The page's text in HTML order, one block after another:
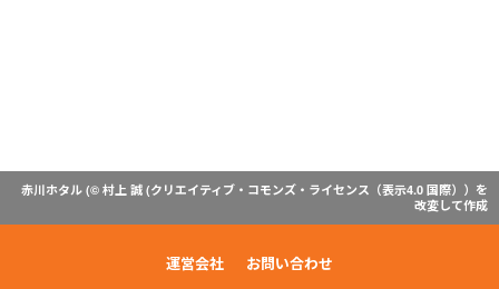
赤川ホタル (© 村上 誠 (クリエイティブ・コモンズ・ライセンス（表示4.0 国際） ）を
改変して作成
運営会社 お問い合わせ